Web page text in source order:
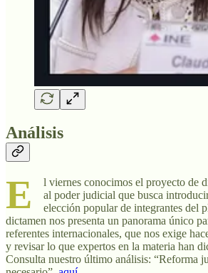
Análisis
E
l viernes conocimos el proyecto de
al poder judicial que busca
elección popular de integrantes del
dictamen nos presenta un panorama único
referentes internacionales, que nos exige
y revisar lo que expertos en la materia han
Consulta nuestro último análisis: “Reforma